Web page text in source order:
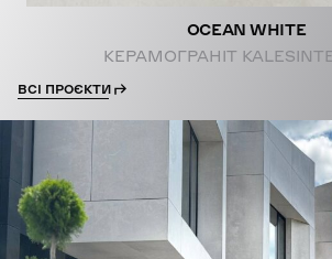
OCEAN WHITE
КЕРАМОГРАНІТ
ВСІ ПРОЄКТИ